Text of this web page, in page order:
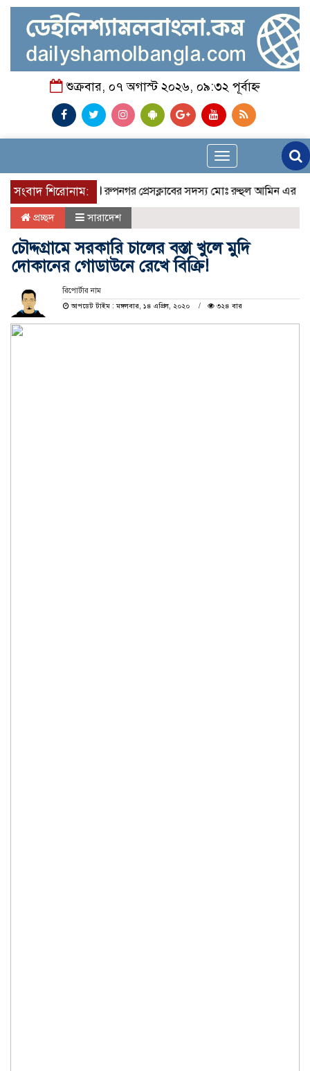
শুক্রবার, ০৭ অগাস্ট ২০২৬, ০৯:৩২ পূর্বাহ্ন
Toggle
navigation
সংবাদ শিরোনাম:রুপনগর প্রেসক্লাবের সদস্য মোঃ রুহুল আমিন এর
প্রচ্ছদ সারাদেশ
চৌদ্দগ্রামে সরকারি চালের বস্তা খুলে মুদি
দোকানের গোডাউনে রেখে বিক্রি!
রিপোর্টার নাম
আপডেট টাইম : মঙ্গলবার, ১৪ এপ্রিল, ২০২০
৩২৪ বার